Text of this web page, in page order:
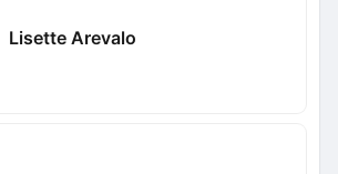
Lisette Arevalo